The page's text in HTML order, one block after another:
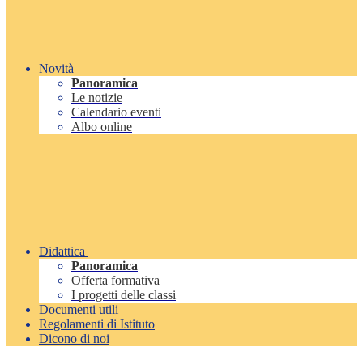
Novità
Panoramica
Le notizie
Calendario eventi
Albo online
Didattica
Panoramica
Offerta formativa
I progetti delle classi
Documenti utili
Regolamenti di Istituto
Dicono di noi